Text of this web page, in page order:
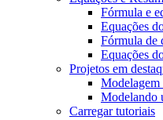
Fórmula e
Equações
Fórmula de
Equações
Projetos em
Modelagem
Modelando
Carregar tutoriais